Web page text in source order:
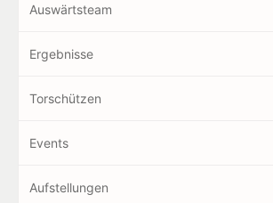
Auswärtsteam
Ergebnisse
Torschützen
Events
Aufstellungen